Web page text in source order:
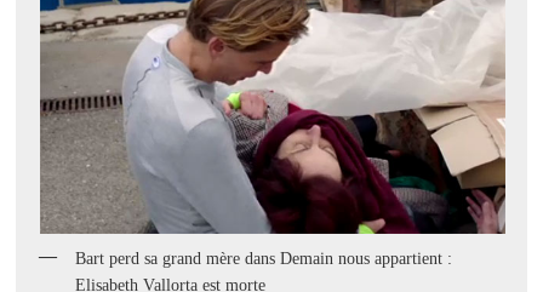
Bart perd sa grand mère dans Demain nous appartient :
Elisabeth Vallorta est morte